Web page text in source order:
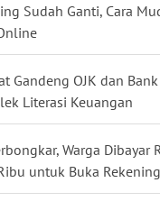
Sudah Ganti, Cara
Gandeng OJK dan
Literasi Keuangan
Warga Dibayar
untuk Buka